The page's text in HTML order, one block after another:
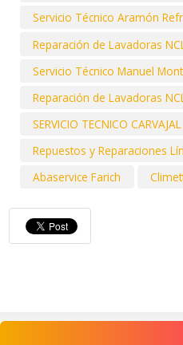
Servicio Técnico Aramón
Reparación de Lavadoras NCL
Servicio Técnico Manuel
Reparación de Lavadoras
SERVICIO TECNICO CARVAJAL
Repuestos y Reparaciones
Abaservice Farich